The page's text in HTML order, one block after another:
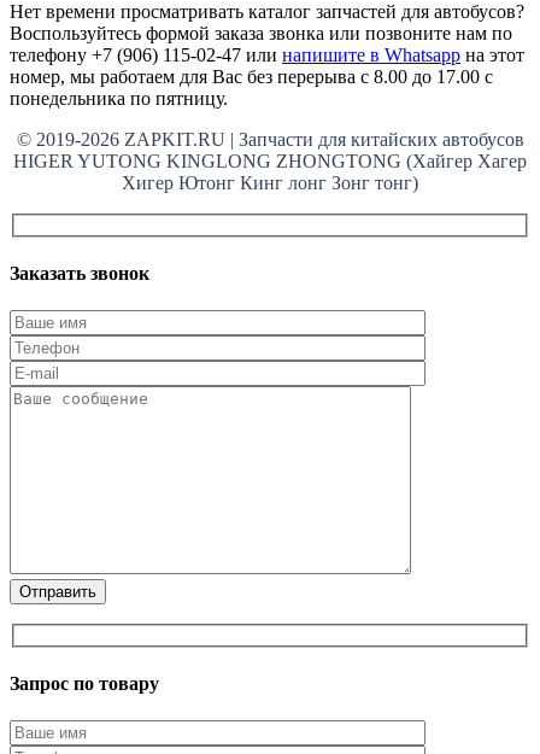
Нет времени просматривать каталог запчастей для автобусов?
Воспользуйтесь формой заказа звонка или позвоните нам по
телефону +7 (906) 115-02-47 или напишите в Whatsapp на этот
номер, мы работаем для Вас без перерыва с 8.00 до 17.00 с
понедельника по пятницу.
© 2019-2026 ZAPKIT.RU | Запчасти для китайских автобусов
HIGER YUTONG KINGLONG ZHONGTONG (Хайгер Хагер
Хигер Ютонг Кинг лонг Зонг тонг)
Заказать звонок
Запрос по товару